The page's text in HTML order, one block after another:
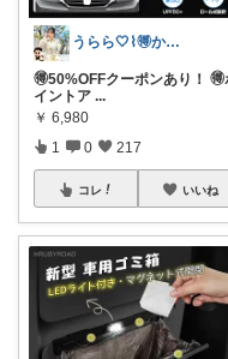
うらら🤍⌇🉐かわいい暮らし
🉐50%OFFクーポンあり！ 🉐
イントア ...
￥ 6,980
1 0 217
コレ いいね